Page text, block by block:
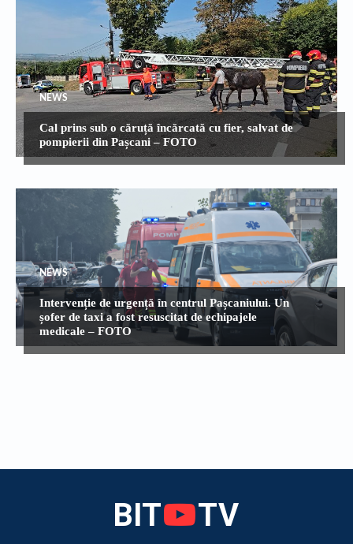
NEWS
Cal prins sub o căruță încărcată cu fier, salvat de
pompierii din Pașcani – FOTO
NEWS
Intervenție de urgență în centrul Pașcaniului. Un
șofer de taxi a fost resuscitat de echipajele
medicale – FOTO
BIT TV